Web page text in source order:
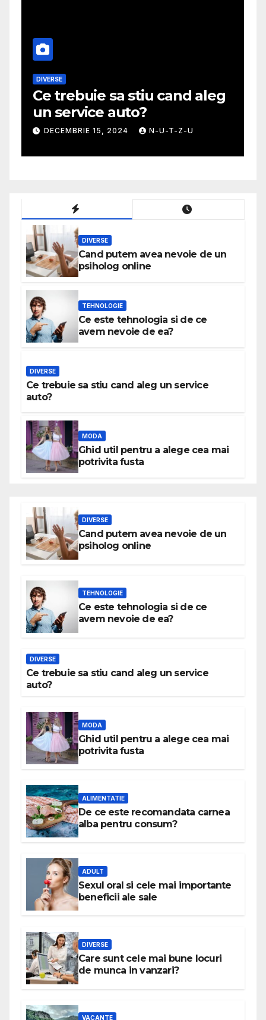
DIVERSE
Ce trebuie sa stiu cand aleg
un service auto?
DECEMBRIE 15, 2024 N-U-T-Z-U
DIVERSE
Cand putem avea nevoie de un
psiholog online
TEHNOLOGIE
Ce este tehnologia si de ce
avem nevoie de ea?
DIVERSE
Ce trebuie sa stiu cand aleg un service
auto?
MODA
Ghid util pentru a alege cea mai
potrivita fusta
DIVERSE
Cand putem avea nevoie de un
psiholog online
TEHNOLOGIE
Ce este tehnologia si de ce
avem nevoie de ea?
DIVERSE
Ce trebuie sa stiu cand aleg un service
auto?
MODA
Ghid util pentru a alege cea mai
potrivita fusta
ALIMENTATIE
De ce este recomandata carnea
alba pentru consum?
ADULT
Sexul oral si cele mai importante
beneficii ale sale
DIVERSE
Care sunt cele mai bune locuri
de munca in vanzari?
VACANTE